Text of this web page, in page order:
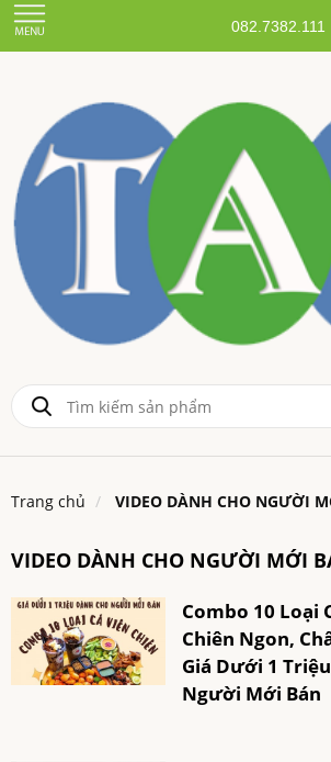
082.7382.111
Trang chủ VIDEO DÀNH CHO NGƯỜI
VIDEO DÀNH CHO NGƯỜI MỚI
Combo 10 Loại
Chiên Ngon,
Giá Dưới 1
Người Mới Bán